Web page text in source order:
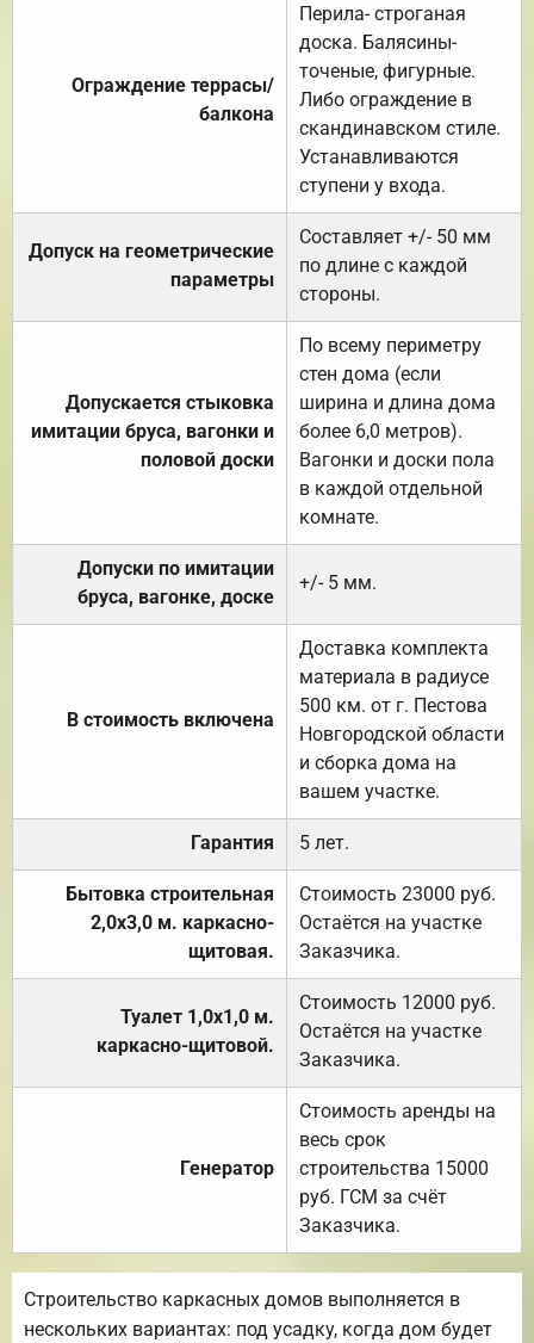
Ограждение террасы/
балкона
Перила- строганая
доска. Балясины-
точеные, фигурные.
Либо ограждение в
скандинавском стиле.
Устанавливаются
ступени у входа.
Допуск на геометрические
параметры
Составляет +/- 50 мм
по длине с каждой
стороны.
Допускается стыковка
имитации бруса, вагонки и
половой доски
По всему периметру
стен дома (если
ширина и длина дома
более 6,0 метров).
Вагонки и доски пола
в каждой отдельной
комнате.
Допуски по имитации
бруса, вагонке, доске
+/- 5 мм.
В стоимость включена
Доставка комплекта
материала в радиусе
500 км. от г. Пестова
Новгородской области
и сборка дома на
вашем участке.
Гарантия 5 лет.
Бытовка строительная
2,0х3,0 м. каркасно-
щитовая.
Стоимость 23000 руб.
Остаётся на участке
Заказчика.
Туалет 1,0х1,0 м.
каркасно-щитовой.
Стоимость 12000 руб.
Остаётся на участке
Заказчика.
Генератор
Стоимость аренды на
весь срок
строительства 15000
руб. ГСМ за счёт
Заказчика.
Строительство каркасных домов выполняется в
нескольких вариантах: под усадку, когда дом будет